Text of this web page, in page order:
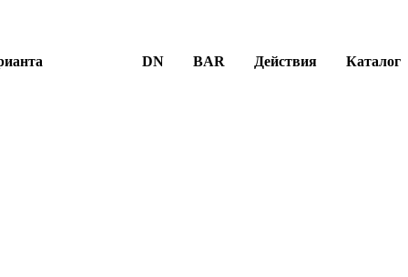
DN BAR Действия Каталог